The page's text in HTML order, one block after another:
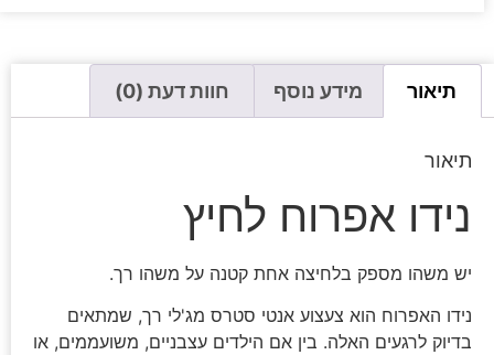
תיאור מידע נוסף חוות דעת (0)
תיאור
נידו אפרוח לחיץ
יש משהו מספק בלחיצה אחת קטנה על משהו רך.
נידו האפרוח הוא צעצוע אנטי סטרס מג'לי רך, שמתאים
בדיוק לרגעים האלה. בין אם הילדים עצבניים, משועממים, או